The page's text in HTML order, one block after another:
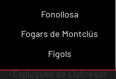
Fonollosa
Fogars de Montclús
Fígols
Esplugues de Llobregat